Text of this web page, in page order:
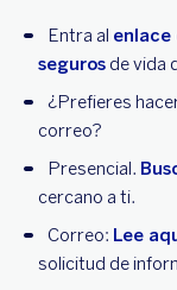
Entra al
seguros de vida
¿Prefieres
correo?
Presencial.
cercano a ti.
Correo: Lee
solicitud de